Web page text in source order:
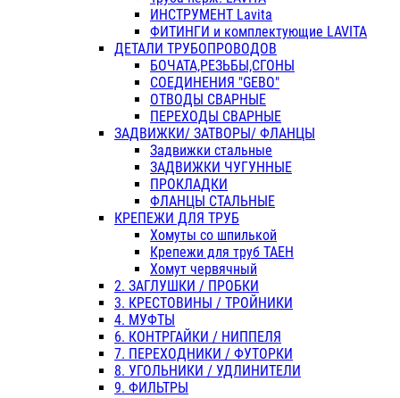
ИНСТРУМЕНТ Lavita
ФИТИНГИ и комплектующие LAVITA
ДЕТАЛИ ТРУБОПРОВОДОВ
БОЧАТА,РЕЗЬБЫ,СГОНЫ
СОЕДИНЕНИЯ "GEBO"
ОТВОДЫ СВАРНЫЕ
ПЕРЕХОДЫ СВАРНЫЕ
ЗАДВИЖКИ/ ЗАТВОРЫ/ ФЛАНЦЫ
Задвижки стальные
ЗАДВИЖКИ ЧУГУННЫЕ
ПРОКЛАДКИ
ФЛАНЦЫ СТАЛЬНЫЕ
КРЕПЕЖИ ДЛЯ ТРУБ
Хомуты со шпилькой
Крепежи для труб ТАЕН
Хомут червячный
2. ЗАГЛУШКИ / ПРОБКИ
3. КРЕСТОВИНЫ / ТРОЙНИКИ
4. МУФТЫ
6. КОНТРГАЙКИ / НИППЕЛЯ
7. ПЕРЕХОДНИКИ / ФУТОРКИ
8. УГОЛЬНИКИ / УДЛИНИТЕЛИ
9. ФИЛЬТРЫ